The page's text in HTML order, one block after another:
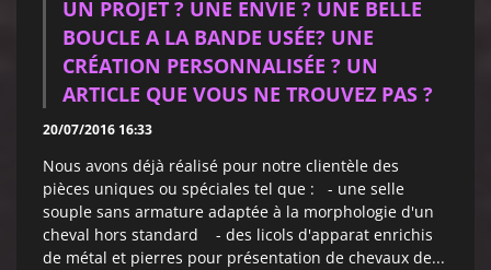
UN PROJET ? UNE ENVIE ? UNE BELLE
BOUCLE A LA BANDE USÉE? UNE
CRÉATION PERSONNALISÉE ? UN
ARTICLE QUE VOUS NE TROUVEZ PAS ?
20/07/2016 16:33
Nous avons déjà réalisé pour notre clientèle des
pièces uniques ou spéciales tel que : - une selle
souple sans armature adaptée à la morphologie d'un
cheval hors standard - des licols d'apparat enrichis
de métal et pierres pour présentation de chevaux de...